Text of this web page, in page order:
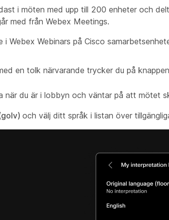
i möten med upp till 200 enheter och
med från Webex Meetings.
i Webex Webinars på Cisco
en tolk närvarande trycker du på knappen
när du är i lobbyn och väntar på att mötet
och välj ditt språk i listan över